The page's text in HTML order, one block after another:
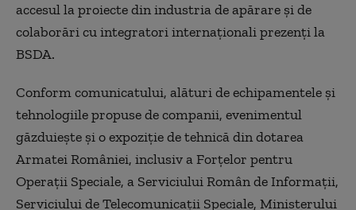
accesul la proiecte din industria de apărare şi de
colaborări cu integratori internaţionali prezenţi la
BSDA.
Conform comunicatului, alături de echipamentele şi
tehnologiile propuse de companii, evenimentul
găzduieşte şi o expoziţie de tehnică din dotarea
Armatei României, inclusiv a Forţelor pentru
Operaţii Speciale, a Serviciului Român de Informaţii,
Serviciului de Telecomunicaţii Speciale, Ministerului